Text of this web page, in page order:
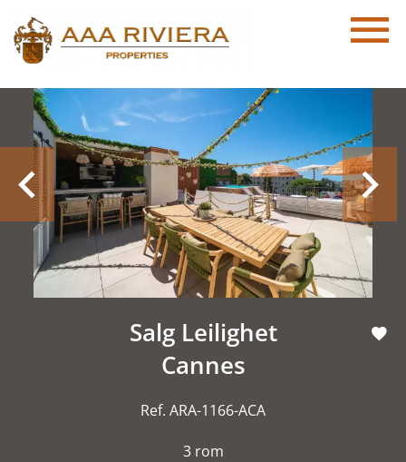
Salg Leilighet
Cannes
Ref. ARA-1166-ACA
3 rom